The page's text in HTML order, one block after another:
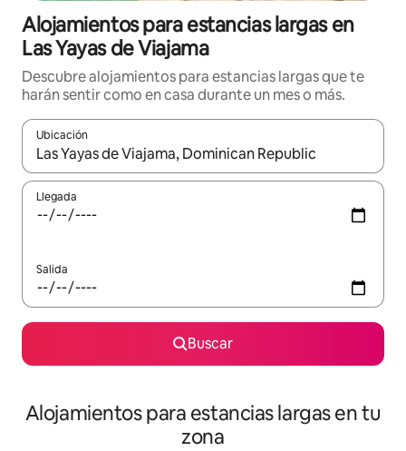
Alojamientos para estancias largas en
Las Yayas de Viajama
Descubre alojamientos para estancias largas que te
harán sentir como en casa durante un mes o más.
Ubicación
Cuando los resultados estén disponibles, podrás navegar
Llegada
Salida
Buscar
Alojamientos para estancias largas en tu
zona